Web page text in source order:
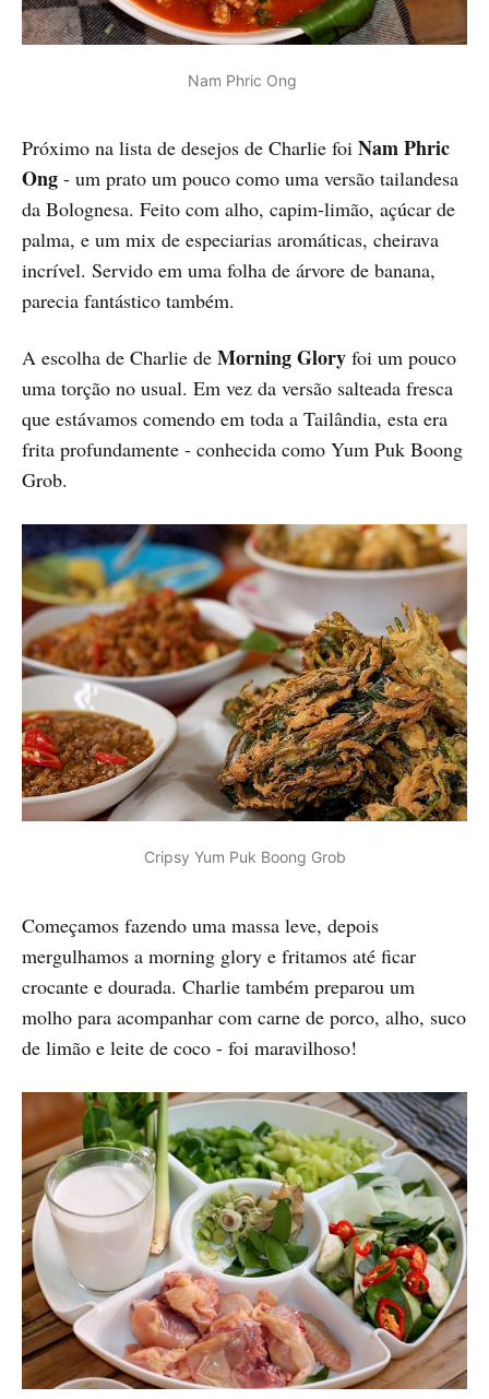
Nam Phric Ong
Próximo na lista de desejos de Charlie foi Nam Phric
Ong - um prato um pouco como uma versão tailandesa
da Bolognesa. Feito com alho, capim-limão, açúcar de
palma, e um mix de especiarias aromáticas, cheirava
incrível. Servido em uma folha de árvore de banana,
parecia fantástico também.
A escolha de Charlie de Morning Glory foi um pouco
uma torção no usual. Em vez da versão salteada fresca
que estávamos comendo em toda a Tailândia, esta era
frita profundamente - conhecida como Yum Puk Boong
Grob.
Cripsy Yum Puk Boong Grob
Começamos fazendo uma massa leve, depois
mergulhamos a morning glory e fritamos até ficar
crocante e dourada. Charlie também preparou um
molho para acompanhar com carne de porco, alho, suco
de limão e leite de coco - foi maravilhoso!